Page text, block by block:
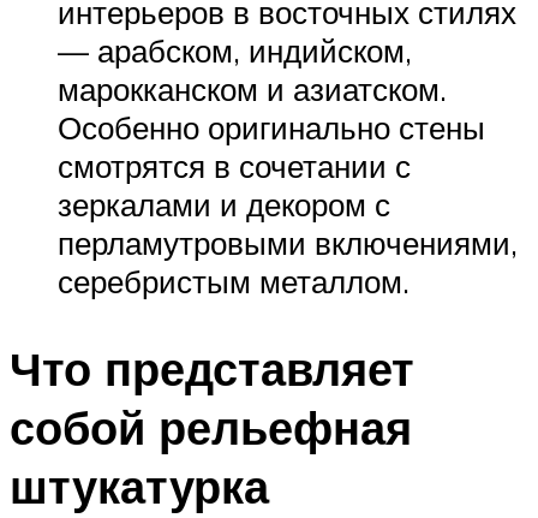
интерьеров в восточных стилях
— арабском, индийском,
марокканском и азиатском.
Особенно оригинально стены
смотрятся в сочетании с
зеркалами и декором с
перламутровыми включениями,
серебристым металлом.
Что представляет
собой рельефная
штукатурка